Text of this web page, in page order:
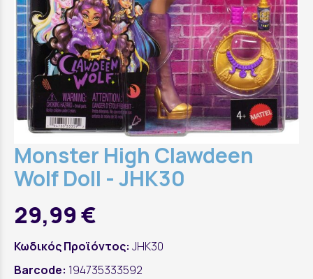
Monster High Clawdeen
Wolf Doll - JHK30
29,99 €
Κωδικός Προϊόντος: JHK30
Barcode: 194735333592